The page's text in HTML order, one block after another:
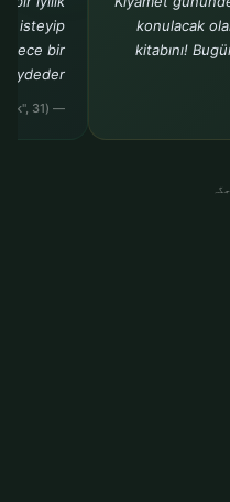
konulacak
kitabını!
isteyip
bir
— (Buhârî, "Rikâk", 31)